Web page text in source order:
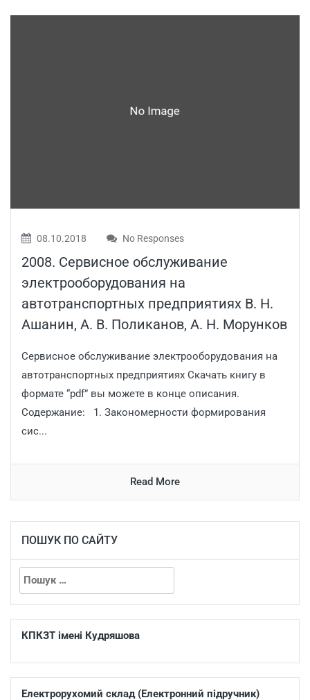
08.10.2018 No Responses
2008. Сервисное обслуживание
электрооборудования на
автотранспортных предприятиях В. Н.
Ашанин, А. В. Поликанов, А. Н. Морунков
Сервисное обслуживание электрооборудования на
автотранспортных предприятиях Скачать книгу в
формате “pdf” вы можете в конце описания.
Содержание: 1. Закономерности формирования
сис...
Read More
ПОШУК ПО САЙТУ
КПКЗТ імені Кудряшова
Електрорухомий склад (Електронний підручник)